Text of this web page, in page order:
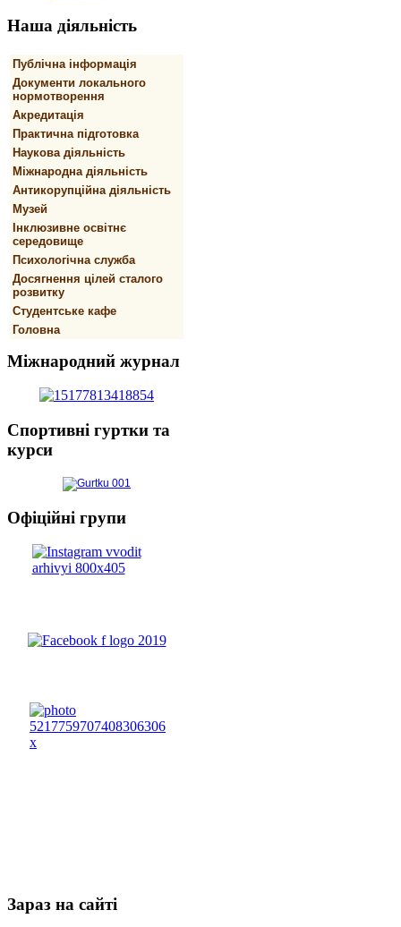
Наша діяльність
Публічна інформація
Документи локального
нормотворення
Акредитація
Практична підготовка
Наукова діяльність
Міжнародна діяльність
Антикорупційна діяльність
Музей
Інклюзивне освітнє
середовище
Психологічна служба
Досягнення цілей сталого
розвитку
Студентське кафе
Головна
Міжнародний журнал
Спортивнi гуртки та
курси
Офіційні групи
Зараз на сайті